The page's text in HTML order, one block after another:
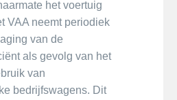
het voertuig
VAA neemt periodiek
van de
als gevolg van het
van
bedrijfswagens. Dit